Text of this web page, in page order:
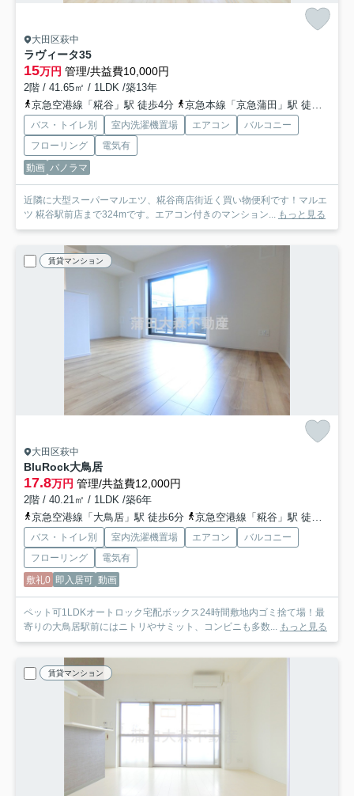
大田区萩中
ラヴィータ35
15万円 管理/共益費10,000円
2階 / 41.65㎡ / 1LDK /築13年
京急空港線「糀谷」駅 徒歩4分
京急本線「京急蒲田」駅 徒歩15分
バス・トイレ別 室内洗濯機置場 エアコン
バルコニー
フローリング
電気有
動画 パノラマ
近隣に大型スーパーマルエツ、糀谷商店街近く買い物便利です！マルエ
ツ 糀谷駅前店まで324mです。エアコン付きのマンション...
もっと見る
賃貸マンション
大田区萩中
BluRock大鳥居
17.8万円 管理/共益費12,000円
2階 / 40.21㎡ / 1LDK /築6年
京急空港線「大鳥居」駅 徒歩6分
京急空港線「糀谷」駅 徒歩10分
バス・トイレ別 室内洗濯機置場 エアコン
バルコニー
フローリング
電気有
敷礼0 即入居可 動画
ペット可1LDKオートロック宅配ボックス24時間敷地内ゴミ捨て場！最
寄りの大鳥居駅前にはニトリやサミット、コンビニも多数...
もっと見る
賃貸マンション